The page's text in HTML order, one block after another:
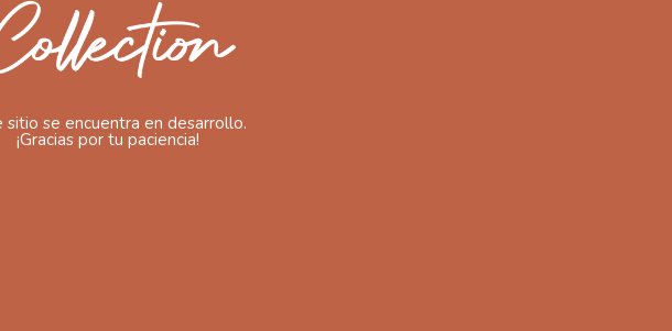
sitio se encuentra en desarrollo.
¡Gracias por tu paciencia!